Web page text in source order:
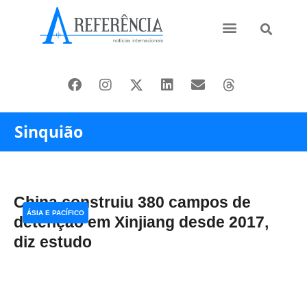
Sinquião
China construiu 380 campos de
detenção em Xinjiang desde 2017,
diz estudo
ÁSIA E PACÍFICO